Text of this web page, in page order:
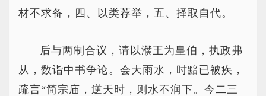
材不求备，四、以类荐举，五、择取自代。
后与两制合议，请以濮王为皇伯，执政弗
从，数诣中书争论。会大雨水，时黯已被疾，
疏言“简宗庙，逆天时，则水不润下。今二三